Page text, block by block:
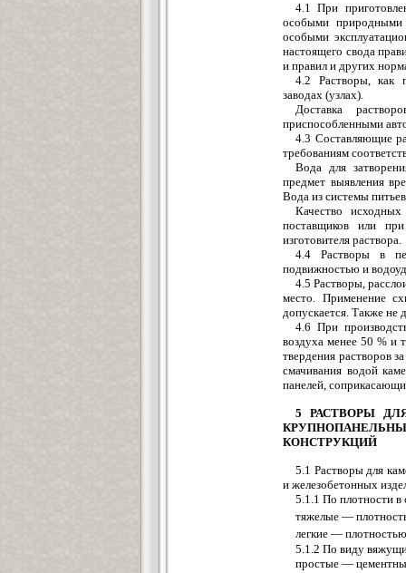
4.1 При
особыми природными
особыми
настоящего свода
и правил и других
4.2 Растворы, как
заводах (узлах).
Доставка
приспособленными
4.3 Составляющие
требованиям
Вода для
предмет выявления
Вода из системы
Качество
поставщиков или
изготовителя раствора.
4.4 Растворы в
подвижностью и
4.5 Растворы,
место. Применение
допускается. Также не
4.6 При
воздуха менее 50 % и
твердения растворов
смачивания водой
панелей,
5 РАСТВОРЫ
КОНСТРУКЦИЙ
5.1 Растворы для
и железобетонных
5.1.1 По плотности в
тяжелые —
легкие —
5.1.2 По виду
простые —